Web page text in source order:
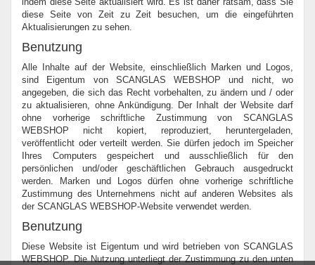
diese Seite von Zeit zu Zeit besuchen, um die eingeführten
Aktualisierungen zu sehen.
Benutzung
Alle Inhalte auf der Website, einschließlich Marken und Logos,
sind Eigentum von SCANGLAS WEBSHOP und nicht, wo
angegeben, die sich das Recht vorbehalten, zu ändern und / oder
zu aktualisieren, ohne Ankündigung. Der Inhalt der Website darf
ohne vorherige schriftliche Zustimmung von SCANGLAS
WEBSHOP nicht kopiert, reproduziert, heruntergeladen,
veröffentlicht oder verteilt werden. Sie dürfen jedoch im Speicher
Ihres Computers gespeichert und ausschließlich für den
persönlichen und/oder geschäftlichen Gebrauch ausgedruckt
werden. Marken und Logos dürfen ohne vorherige schriftliche
Zustimmung des Unternehmens nicht auf anderen Websites als
der SCANGLAS WEBSHOP-Website verwendet werden.
Benutzung
Diese Website ist Eigentum und wird betrieben von SCANGLAS
WEBSHOP. Die Nutzung unterliegt der Zustimmung zu den unten